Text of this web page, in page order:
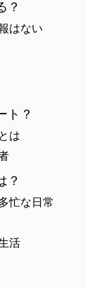
？
はない
ト？
は
？
忙な日常
活